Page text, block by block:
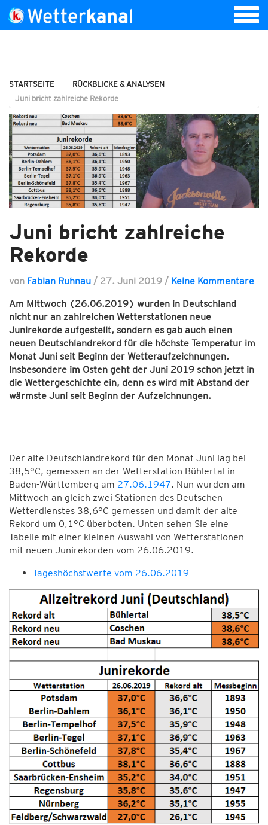
STARTSEITE
RÜCKBLICKE & ANALYSEN
Juni bricht zahlreiche Rekorde
Juni bricht zahlreiche
Rekorde
von Fabian Ruhnau / 27. Juni 2019 / Keine Kommentare
Am Mittwoch (26.06.2019) wurden in Deutschland
nicht nur an zahlreichen Wetterstationen neue
Junirekorde aufgestellt, sondern es gab auch einen
neuen Deutschlandrekord für die höchste Temperatur im
Monat Juni seit Beginn der Wetteraufzeichnungen.
Insbesondere im Osten geht der Juni 2019 schon jetzt in
die Wettergeschichte ein, denn es wird mit Abstand der
wärmste Juni seit Beginn der Aufzeichnungen.
Der alte Deutschlandrekord für den Monat Juni lag bei
38,5°C, gemessen an der Wetterstation Bühlertal in
Baden-Württemberg am 27.06.1947. Nun wurden am
Mittwoch an gleich zwei Stationen des Deutschen
Wetterdienstes 38,6°C gemessen und damit der alte
Rekord um 0,1°C überboten. Unten sehen Sie eine
Tabelle mit einer kleinen Auswahl von Wetterstationen
mit neuen Junirekorden vom 26.06.2019.
Tageshöchstwerte vom 26.06.2019